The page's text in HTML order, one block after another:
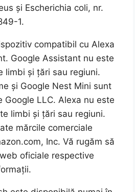
și Escherichia coli, nr.
1.
compatibil cu Alexa
Google Assistant nu este
limbi și țări sau regiuni.
și Google Nest Mini sunt
Google LLC. Alexa nu este
limbi și țări sau regiuni.
mărcile comerciale
Inc. Vă rugăm să
oficiale respective